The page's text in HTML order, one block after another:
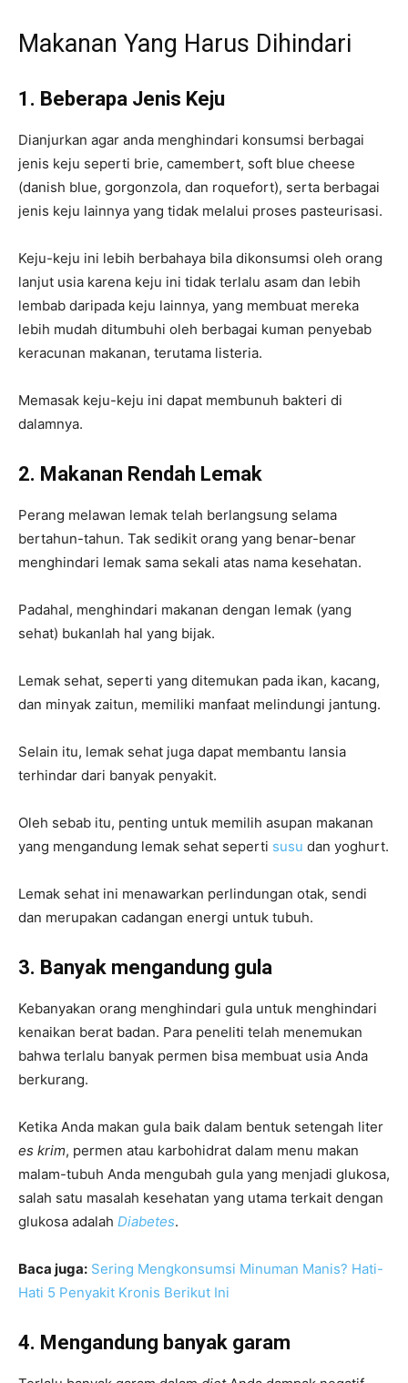
Makanan Yang Harus Dihindari
1. Beberapa Jenis Keju
Dianjurkan agar anda menghindari konsumsi berbagai
jenis keju seperti brie, camembert, soft blue cheese
(danish blue, gorgonzola, dan roquefort), serta berbagai
jenis keju lainnya yang tidak melalui proses pasteurisasi.
Keju-keju ini lebih berbahaya bila dikonsumsi oleh orang
lanjut usia karena keju ini tidak terlalu asam dan lebih
lembab daripada keju lainnya, yang membuat mereka
lebih mudah ditumbuhi oleh berbagai kuman penyebab
keracunan makanan, terutama listeria.
Memasak keju-keju ini dapat membunuh bakteri di
dalamnya.
2. Makanan Rendah Lemak
Perang melawan lemak telah berlangsung selama
bertahun-tahun. Tak sedikit orang yang benar-benar
menghindari lemak sama sekali atas nama kesehatan.
Padahal, menghindari makanan dengan lemak (yang
sehat) bukanlah hal yang bijak.
Lemak sehat, seperti yang ditemukan pada ikan, kacang,
dan minyak zaitun, memiliki manfaat melindungi jantung.
Selain itu, lemak sehat juga dapat membantu lansia
terhindar dari banyak penyakit.
Oleh sebab itu, penting untuk memilih asupan makanan
yang mengandung lemak sehat seperti susu dan yoghurt.
Lemak sehat ini menawarkan perlindungan otak, sendi
dan merupakan cadangan energi untuk tubuh.
3. Banyak mengandung gula
Kebanyakan orang menghindari gula untuk menghindari
kenaikan berat badan. Para peneliti telah menemukan
bahwa terlalu banyak permen bisa membuat usia Anda
berkurang.
Ketika Anda makan gula baik dalam bentuk setengah liter
es krim, permen atau karbohidrat dalam menu makan
malam-tubuh Anda mengubah gula yang menjadi glukosa,
salah satu masalah kesehatan yang utama terkait dengan
glukosa adalah Diabetes.
Baca juga: Sering Mengkonsumsi Minuman Manis? Hati-
Hati 5 Penyakit Kronis Berikut Ini
4. Mengandung banyak garam